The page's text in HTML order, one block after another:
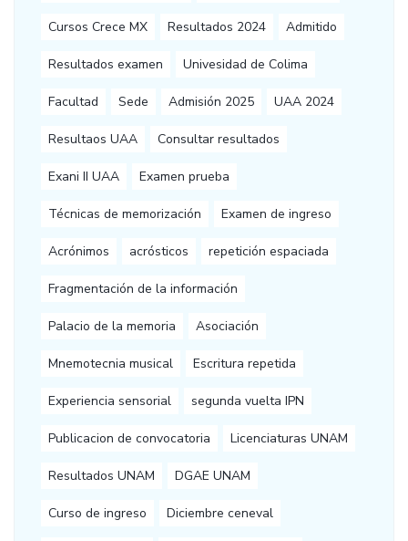
Cursos Crece MX Resultados 2024 Admitido
Resultados examen Univesidad de Colima
Facultad Sede Admisión 2025 UAA 2024
Resultaos UAA Consultar resultados
Exani II UAA Examen prueba
Técnicas de memorización Examen de ingreso
Acrónimos acrósticos repetición espaciada
Fragmentación de la información
Palacio de la memoria Asociación
Mnemotecnia musical Escritura repetida
Experiencia sensorial segunda vuelta IPN
Publicacion de convocatoria Licenciaturas UNAM
Resultados UNAM DGAE UNAM
Curso de ingreso Diciembre ceneval